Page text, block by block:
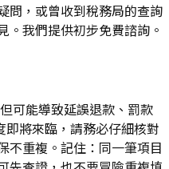
問，或曾收到稅務局的查詢
。我們提供初步免費諮詢。
可能導致延誤退款、罰款
將來臨，請務必仔細核對
不重複。記住：同一筆項目